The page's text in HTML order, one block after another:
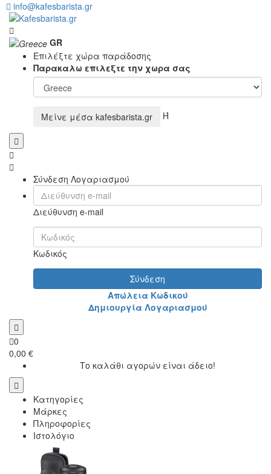
info@kafesbarista.gr
GR
Επιλέξτε χώρα παράδοσης
Παρακαλω επιλεξτε την χωρα σας
Μείνε μέσα kafesbarista.gr Ή
Σύνδεση Λογαριασμού
Διεύθυνση e-mail
Κωδικός
Σύνδεση
Απώλεια Κωδικού
Δημιουργία Λογαριασμού
0
0,00 €
Το καλάθι αγορών είναι άδειο!
Κατηγορίες
Μάρκες
Πληροφορίες
Ιστολόγιο